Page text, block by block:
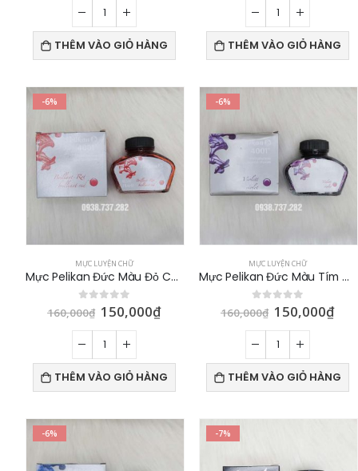
THÊM VÀO GIỎ HÀNG THÊM VÀO GIỎ HÀNG
-6%
MỰC LUYỆN CHỮ
Mực Pelikan Đức Màu Đỏ Chính Hãng 62ml
out of 5
160,000₫ 150,000₫
THÊM VÀO GIỎ HÀNG
-6%
MỰC LUYỆN CHỮ
Mực Pelikan Đức Màu Tím Chính Hãng 62ml
out of 5
160,000₫ 150,000₫
THÊM VÀO GIỎ HÀNG
-6% -7%